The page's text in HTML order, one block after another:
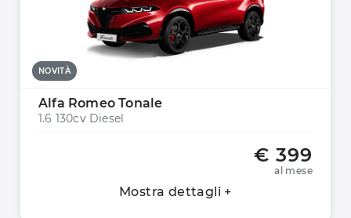
NOVITÀ
Alfa Romeo Tonale
1.6 130cv Diesel
€ 399
al mese
Mostra dettagli +